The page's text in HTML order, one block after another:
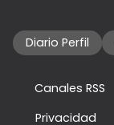
Diario Perfil
Canales RSS
Privacidad